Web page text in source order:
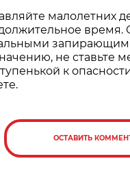
малолетних
время.
не ставьте
к
ОСТАВИТЬ